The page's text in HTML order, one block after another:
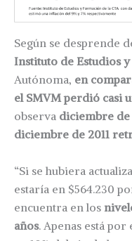
Según se desprende
Instituto de Estudios
Autónoma, en
el SMVM perdió casi
observa diciembre de
diciembre de 2011
“Si se hubiera
estaría en $564.230
encuentra en los
años. Apenas está